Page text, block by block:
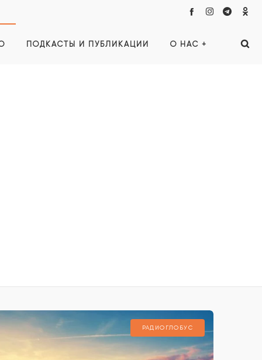
ПОДКАСТЫ И ПУБЛИКАЦИИ О НАС +
РАДИОГЛОБУС